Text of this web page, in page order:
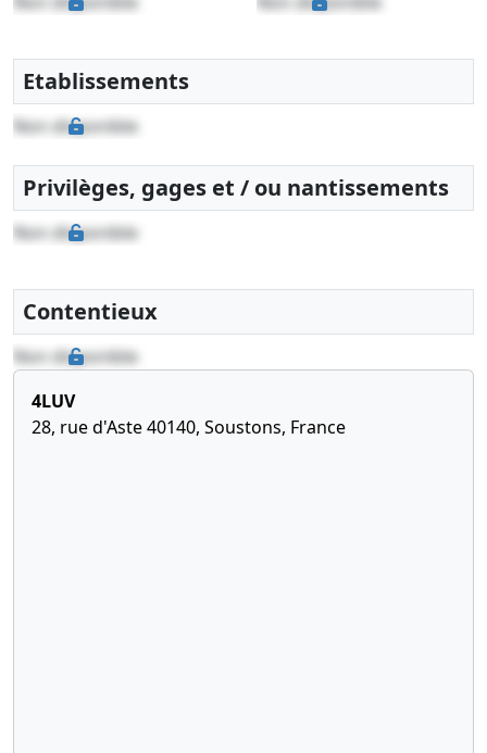
Etablissements
Non disponible
Privilèges, gages et / ou nantissements
Non disponible
Contentieux
Non disponible
4LUV
28, rue d'Aste 40140, Soustons, France